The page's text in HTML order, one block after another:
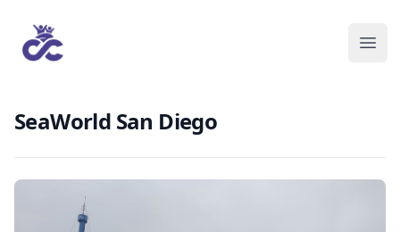
SeaWorld San Diego